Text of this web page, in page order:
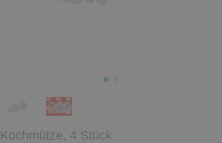
Kochmütze, 4 Stück